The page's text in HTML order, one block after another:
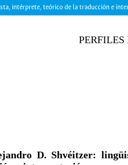
intérprete, teórico de la traducción e